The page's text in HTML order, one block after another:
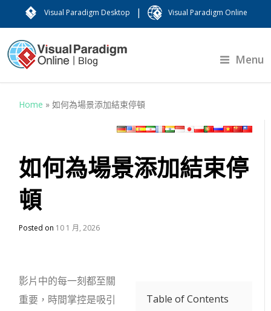
Visual Paradigm Desktop | Visual Paradigm Online
Menu
Home »如何為場景添加結束停頓
如何為場景添加結束停
頓
Posted on 10 1 月, 2026
Table of Contents
影片中的每一刻都至關
重要，時間掌控是吸引